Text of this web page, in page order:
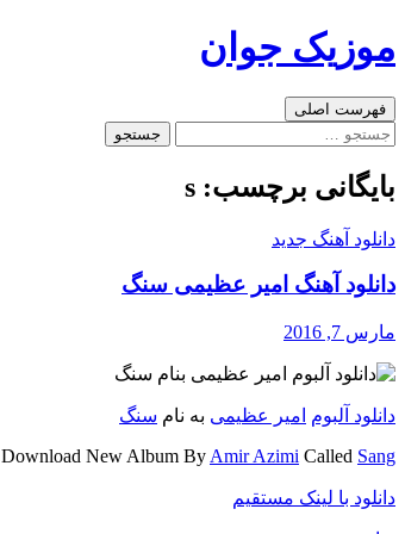
به
موزیک جوان
جست‌وجو
فهرست اصلی
جستجو
بایگانی برچسب: s
دانلود آهنگ جدید
دانلود آهنگ امیر عظیمی سنگ
مارس 7, 2016
دانلود آلبوم امیر عظیمی به نام سنگ
Download New Album By Amir Azimi Called Sang
دانلود با لینک مستقیم